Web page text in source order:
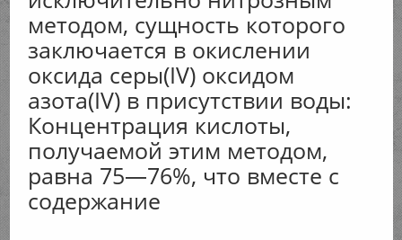
методом, сущность которого
заключается в окислении
оксида серы(IV) оксидом
азота(IV) в присутствии воды:
Концентрация кислоты,
получаемой этим методом,
равна 75—76%, что вместе с
содержание